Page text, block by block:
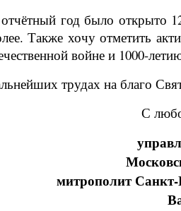
год было открыто
Также хочу отметить
войне и 1000-
трудах на благо
С
митрополит